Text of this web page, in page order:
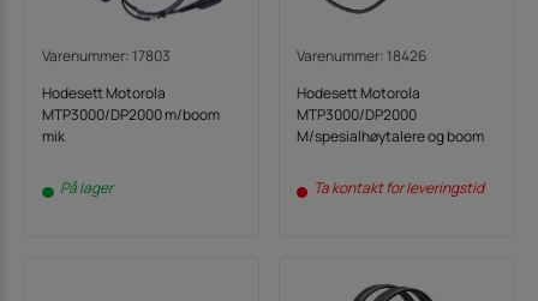
Varenummer: 17803
Hodesett Motorola
MTP3000/DP2000 m/boom
mik
På lager
Varenummer: 18426
Hodesett Motorola
MTP3000/DP2000
M/spesialhøytalere og boom
Ta kontakt for leveringstid